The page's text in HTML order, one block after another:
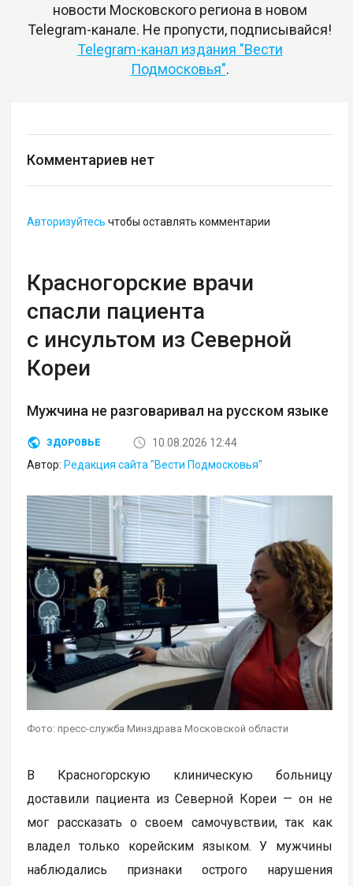
новости Московского региона в новом
Telegram-канале. Не пропусти, подписывайся!
Telegram-канал издания "Вести
Подмосковья".
Комментариев нет
Авторизуйтесь чтобы оставлять комментарии
Красногорские врачи
спасли пациента
с инсультом из Северной
Кореи
Мужчина не разговаривал на русском языке
ЗДОРОВЬЕ
10.08.2026 12:44
Автор: Редакция сайта "Вести Подмосковья"
Фото: пресс-служба Минздрава Московской области
В Красногорскую клиническую больницу
доставили пациента из Северной Кореи — он не
мог рассказать о своем самочувствии, так как
владел только корейским языком. У мужчины
наблюдались признаки острого нарушения